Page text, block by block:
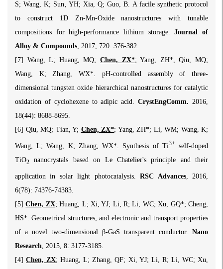
S; Wang, K; Sun, YH; Xia, Q; Guo, B. A facile synthetic protocol
to construct 1D Zn-Mn-Oxide nanostructures with tunable
compositions for high-performance lithium storage.Journal of
Alloy & Compounds, 2017, 720: 376-382.
[7] Wang, L; Huang, MQ; Chen, ZX*; Yang, ZH*, Qiu, MQ;
Wang, K; Zhang, WX*. pH-controlled assembly of three-
dimensional tungsten oxide hierarchical nanostructures for catalytic
oxidation of cyclohexene to adipic acid.CrystEngComm. 2016,
18(44): 8688-8695.
[6] Qiu, MQ; Tian, Y; Chen, ZX*; Yang, ZH*; Li, WM; Wang, K;
Wang, L; Wang, K; Zhang, WX*. Synthesis of Ti3+ self-doped
TiO2 nanocrystals based on Le Chatelier's principle and their
application in solar light photocatalysis.RSC Advances, 2016,
6(78): 74376-74383.
[5]Chen, ZX; Huang, L; Xi, YJ; Li, R; Li, WC; Xu, GQ*; Cheng,
HS*. Geometrical structures, and electronic and transport properties
of a novel two-dimensional β-GaS transparent conductor. Nano
Research , 2015, 8: 3177-3185.
[4]Chen, ZX; Huang, L; Zhang, QF; Xi, YJ; Li, R; Li, WC; Xu,